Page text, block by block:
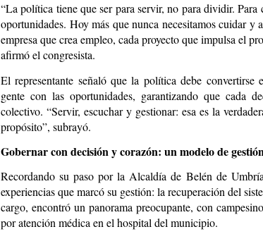
“La política tiene que ser para servir, no para dividir.
oportunidades. Hoy más que nunca necesitamos cuidar y
empresa que crea empleo, cada proyecto que impulsa el
afirmó el congresista.
El representante señaló que la política debe convertirse
gente con las oportunidades, garantizando que cada
colectivo. “Servir, escuchar y gestionar: esa es la
propósito”, subrayó.
Gobernar con decisión y corazón: un modelo de
Recordando su paso por la Alcaldía de Belén de
experiencias que marcó su gestión: la recuperación del
cargo, encontró un panorama preocupante, con
por atención médica en el hospital del municipio.